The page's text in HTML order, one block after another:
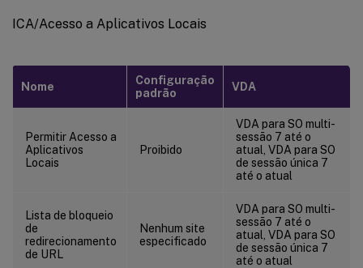
ICA/Acesso a Aplicativos Locais
Nome
Configuração
padrão
VDA
Permitir Acesso a
Aplicativos
Locais
Proibido
VDA para SO multi-
sessão 7 até o
atual, VDA para SO
de sessão única 7
até o atual
Lista de bloqueio
de
redirecionamento
de URL
Nenhum site
especificado
VDA para SO multi-
sessão 7 até o
atual, VDA para SO
de sessão única 7
até o atual